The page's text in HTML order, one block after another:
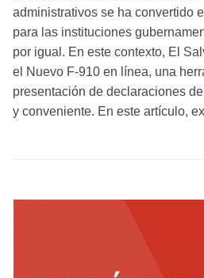
administrativos se ha convertido
para las instituciones
por igual. En este contexto, El
el Nuevo F-910 en línea, una
presentación de declaraciones
y conveniente. En este artículo,